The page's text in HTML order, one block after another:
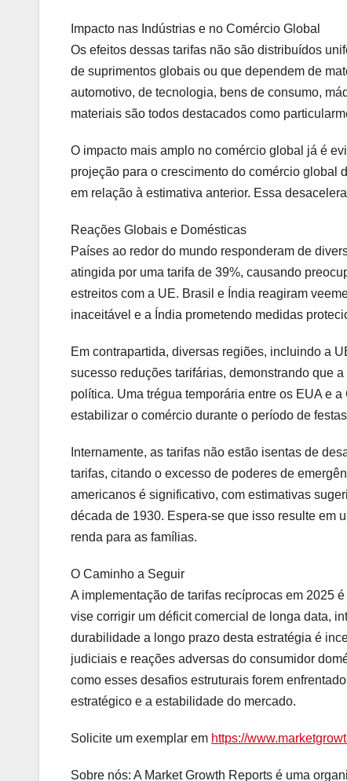
Impacto nas Indústrias e no Comércio Global
Os efeitos dessas tarifas não são distribuídos
de suprimentos globais ou que dependem de
automotivo, de tecnologia, bens de consumo,
materiais são todos destacados como
O impacto mais amplo no comércio global já é
projeção para o crescimento do comércio global
em relação à estimativa anterior. Essa
Reações Globais e Domésticas
Países ao redor do mundo responderam de
atingida por uma tarifa de 39%, causando
estreitos com a UE. Brasil e Índia reagiram
inaceitável e a Índia prometendo medidas
Em contrapartida, diversas regiões, incluindo a
sucesso reduções tarifárias, demonstrando que
política. Uma trégua temporária entre os EUA e
estabilizar o comércio durante o período de
Internamente, as tarifas não estão isentas de
tarifas, citando o excesso de poderes de
americanos é significativo, com estimativas
década de 1930. Espera-se que isso resulte em
renda para as famílias.
O Caminho a Seguir
A implementação de tarifas recíprocas em 2025
vise corrigir um déficit comercial de longa data,
durabilidade a longo prazo desta estratégia é
judiciais e reações adversas do consumidor
como esses desafios estruturais forem
estratégico e a estabilidade do mercado.
Solicite um exemplar em https://
Sobre nós: A Market Growth Reports é uma